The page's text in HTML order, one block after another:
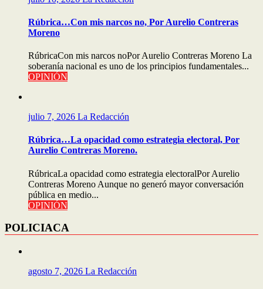
Rúbrica…Con mis narcos no, Por Aurelio Contreras
Moreno
RúbricaCon mis narcos noPor Aurelio Contreras Moreno La
soberanía nacional es uno de los principios fundamentales...
OPINIÓN
julio 7, 2026 La Redacción
Rúbrica…La opacidad como estrategia electoral, Por
Aurelio Contreras Moreno.
RúbricaLa opacidad como estrategia electoralPor Aurelio
Contreras Moreno Aunque no generó mayor conversación
pública en medio...
OPINIÓN
POLICIACA
agosto 7, 2026 La Redacción